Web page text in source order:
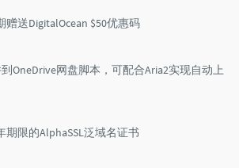
赠送DigitalOcean $50优惠码
到OneDrive网盘脚本，可配合Aria2实现自动上
期限的AlphaSSL泛域名证书